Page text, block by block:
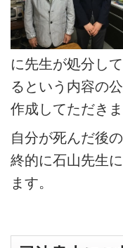
に先生が処分し
るという内容の
作成してただきま
自分が死んだ後
終的に石山先生
ます。